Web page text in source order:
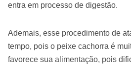
entra em processo de digestão.
Ademais, esse procedimento de
tempo, pois o peixe cachorra é
favorece sua alimentação, pois